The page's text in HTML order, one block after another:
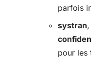
parfois
systran
pour les